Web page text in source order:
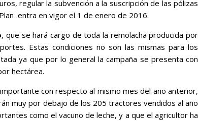
regular la subvención a la suscripción de las pólizas
entra en vigor el 1 de enero de 2016.
, que se hará cargo de toda la remolacha producida por
Estas condiciones no son las mismas para los
ya que por lo general la campaña se presenta con
hectárea.
con respecto al mismo mes del año anterior,
muy por debajo de los 205 tractores vendidos al año
como el vacuno de leche, y a que el agricultor ha